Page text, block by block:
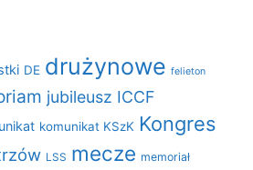
DE drużynowe felieton
jubileusz ICCF
komunikat KSzK Kongres
LSS mecze memoriał